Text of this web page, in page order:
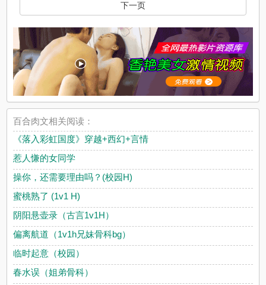
下一页
百合肉文相关阅读：
《落入彩虹国度》穿越+西幻+言情
惹人慊的女同学
操你，还需要理由吗？(校园H)
蜜桃熟了 (1v1 H)
阴阳悬壶录（古言1v1H）
偏离航道（1v1h兄妹骨科bg）
临时起意（校园）
春水误（姐弟骨科）